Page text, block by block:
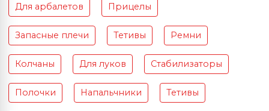
Для арбалетов Прицелы
Запасные плечи Тетивы Ремни
Колчаны Для луков Стабилизаторы
Полочки Напальчники Тетивы